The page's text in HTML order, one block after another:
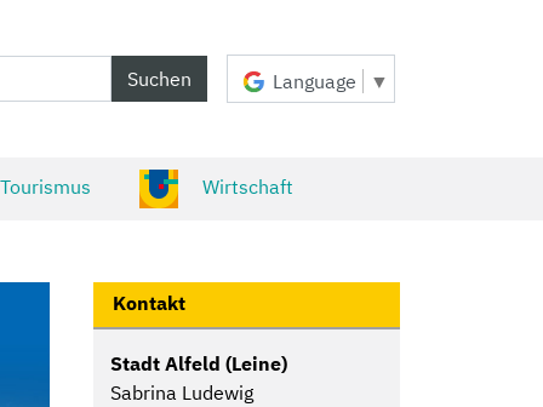
Suchen Language ▼
Wirtschaft
Kontakt
Stadt Alfeld (Leine)
Sabrina Ludewig